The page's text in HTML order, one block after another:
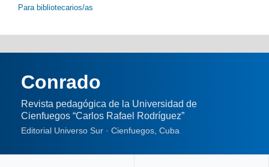
Para bibliotecarios/as
Conrado
Revista pedagógica de la Universidad de
Cienfuegos “Carlos Rafael Rodríguez”
Editorial Universo Sur · Cienfuegos, Cuba